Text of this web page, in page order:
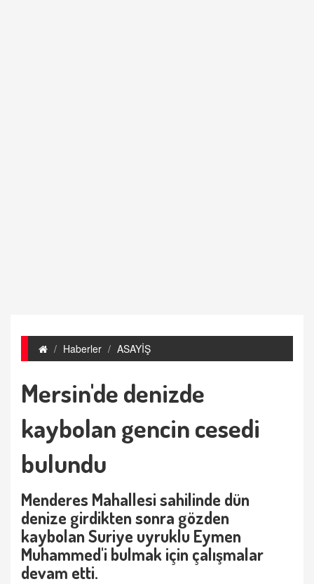
Haberler ASAYİŞ
Mersin'de denizde
kaybolan gencin cesedi
bulundu
Menderes Mahallesi sahilinde dün
denize girdikten sonra gözden
kaybolan Suriye uyruklu Eymen
Muhammed'i bulmak için çalışmalar
devam etti.